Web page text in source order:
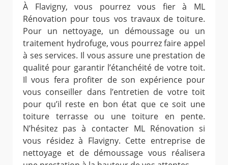
À Flavigny, vous pourrez vous fier à ML
Rénovation pour tous vos travaux de toiture.
Pour un nettoyage, un démoussage ou un
traitement hydrofuge, vous pourrez faire appel
à ses services. Il vous assure une prestation de
qualité pour garantir l’étanchéité de votre toit.
Il vous fera profiter de son expérience pour
vous conseiller dans l’entretien de votre toit
pour qu’il reste en bon état que ce soit une
toiture terrasse ou une toiture en pente.
N’hésitez pas à contacter ML Rénovation si
vous résidez à Flavigny. Cette entreprise de
nettoyage et de démoussage vous réalisera